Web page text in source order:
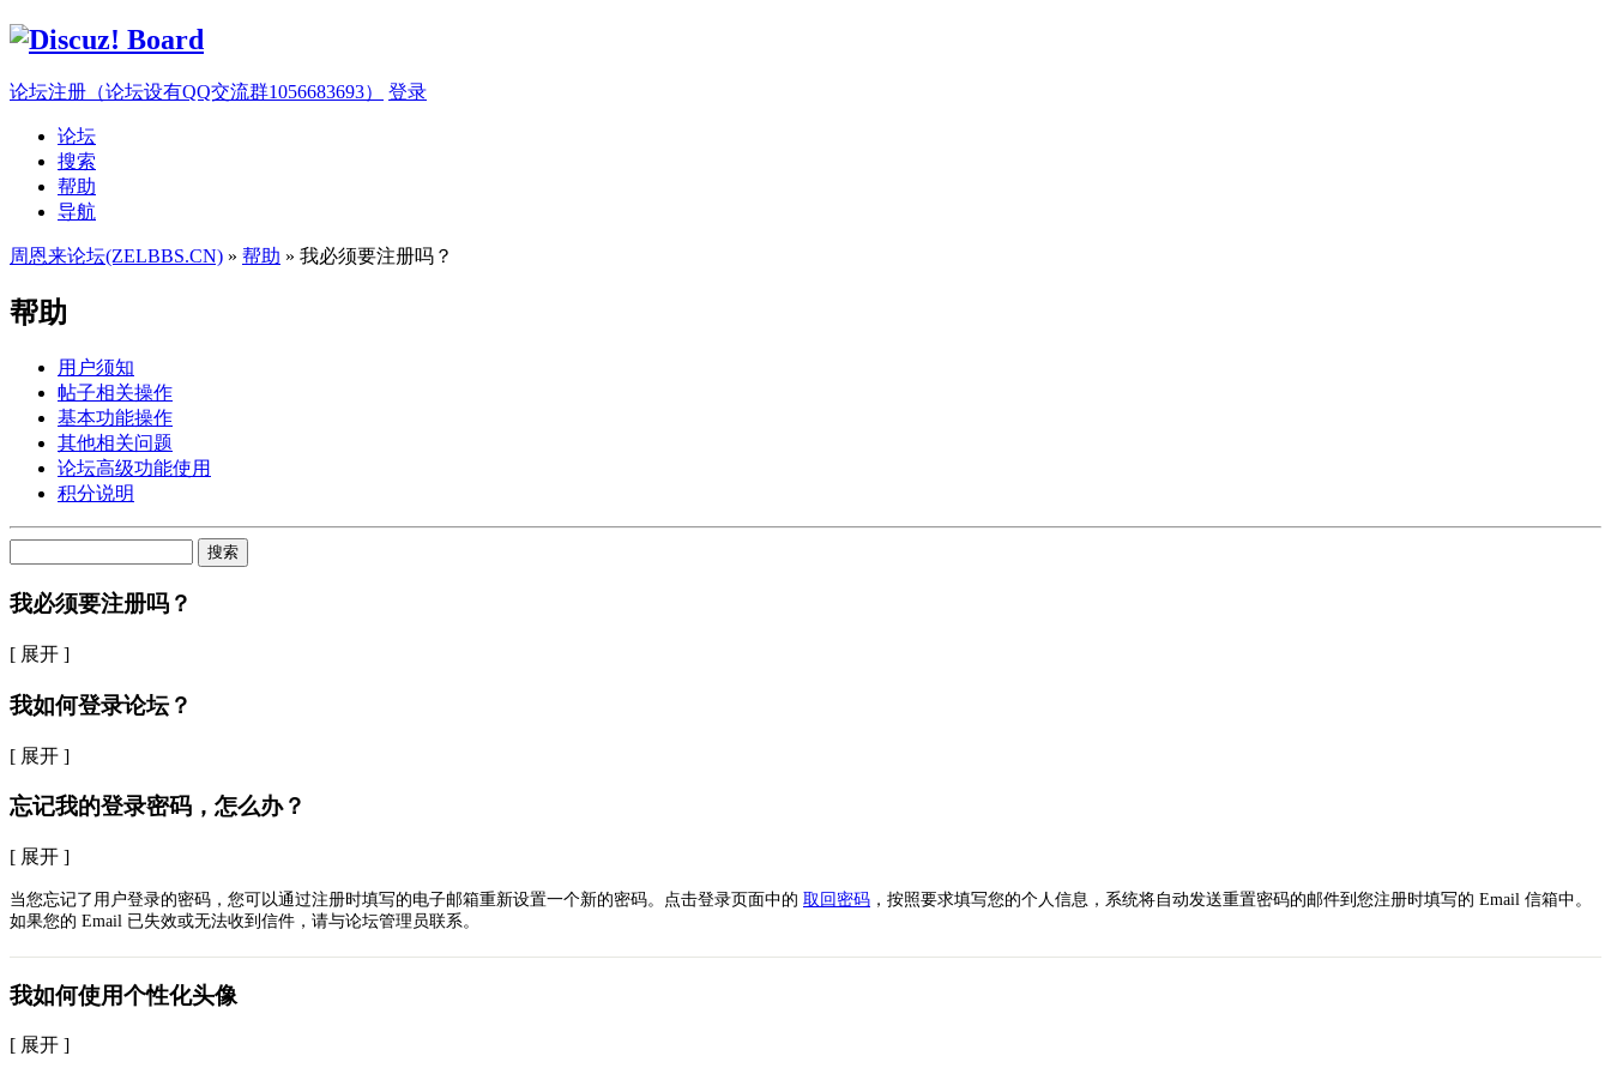
论坛注册（论坛设有QQ交流群1056683693） 登录
论坛
搜索
帮助
导航
周恩来论坛(ZELBBS.CN) » 帮助 » 我必须要注册吗？
帮助
用户须知
帖子相关操作
基本功能操作
其他相关问题
论坛高级功能使用
积分说明
搜索
我必须要注册吗？
[ 展开 ]
我如何登录论坛？
[ 展开 ]
忘记我的登录密码，怎么办？
[ 展开 ]
当您忘记了用户登录的密码，您可以通过注册时填写的电子邮箱重新设置一个新的密码。点击登录页面中的 取回密码 ，按照要求填写您的个人信息，系统将自动发送重置密码的邮件到您注册时填写的 Email 信箱中。
如果您的 Email 已失效或无法收到信件，请与论坛管理员联系。
我如何使用个性化头像
[ 展开 ]